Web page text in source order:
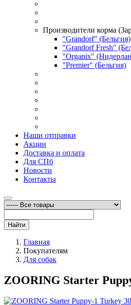
Производители корма
"Grandorf" (Бельгия)
"Grandorf Fresh"
"Organix"
"Premier" (Бельгия)
Наши отправки
Акции
Доставка и оплата
Для СПб
Новости
Контакты
Найти
Главная
Покупателям
Для собак
ZOORING Starter